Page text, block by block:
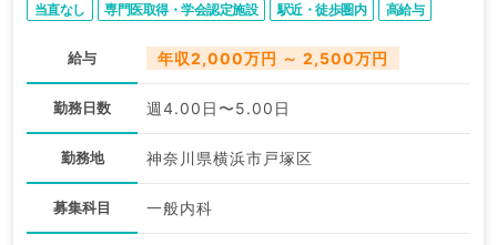
当直なし 専門医取得・学会認定施設 駅近・徒歩圏内 高給与
給与 年収2,000万円 ～ 2,500万円
勤務日数 週4.00日〜5.00日
勤務地 神奈川県横浜市戸塚区
募集科目 一般内科